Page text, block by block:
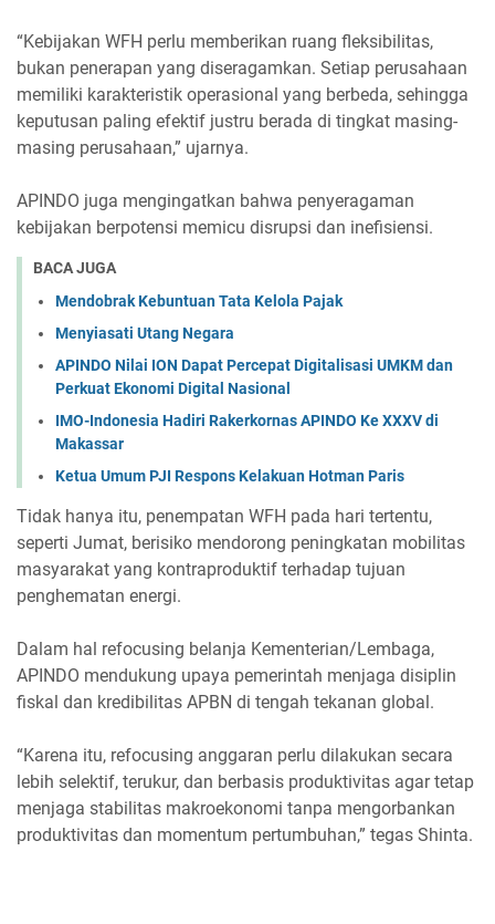
“Kebijakan WFH perlu memberikan ruang fleksibilitas,
bukan penerapan yang diseragamkan. Setiap perusahaan
memiliki karakteristik operasional yang berbeda, sehingga
keputusan paling efektif justru berada di tingkat masing-
masing perusahaan,” ujarnya.
APINDO juga mengingatkan bahwa penyeragaman
kebijakan berpotensi memicu disrupsi dan inefisiensi.
BACA JUGA
Mendobrak Kebuntuan Tata Kelola Pajak
Menyiasati Utang Negara
APINDO Nilai ION Dapat Percepat Digitalisasi UMKM dan
Perkuat Ekonomi Digital Nasional
IMO-Indonesia Hadiri Rakerkornas APINDO Ke XXXV di
Makassar
Ketua Umum PJI Respons Kelakuan Hotman Paris
Tidak hanya itu, penempatan WFH pada hari tertentu,
seperti Jumat, berisiko mendorong peningkatan mobilitas
masyarakat yang kontraproduktif terhadap tujuan
penghematan energi.
Dalam hal refocusing belanja Kementerian/Lembaga,
APINDO mendukung upaya pemerintah menjaga disiplin
fiskal dan kredibilitas APBN di tengah tekanan global.
“Karena itu, refocusing anggaran perlu dilakukan secara
lebih selektif, terukur, dan berbasis produktivitas agar tetap
menjaga stabilitas makroekonomi tanpa mengorbankan
produktivitas dan momentum pertumbuhan,” tegas Shinta.